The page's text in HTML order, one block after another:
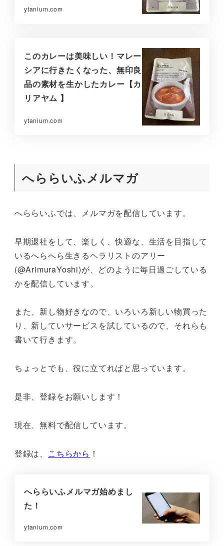
ytanium.com
このカレーは美味しい！マレー
シアに行きたくなった、無印良
品の素材を生かしたカレー【カ
リアヤム 】
ytanium.com
へららいふメルマガ
へららいふでは、メルマガを配信しています。
早期退社をして、楽しく、快適な、生活を目指して
いるへらへら生きるヘラリストのアリー
(@ArimuraYoshi)が、どのように毎日過ごしている
かを配信しています。
また、新し物好きなので、いろいろ新しい物買った
り、新していサービスを試しているので、それらも
書いて行きます。
ちょっとでも、役に立てればと思っています。
是非、登録をお願いします！
現在、無料で配信しています。
登録は、 こちらから ！
へららいふメルマガ始めまし
た！
ytanium.com